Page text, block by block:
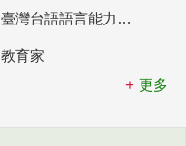
臺灣台語語言能力認證網站
教育家
更多